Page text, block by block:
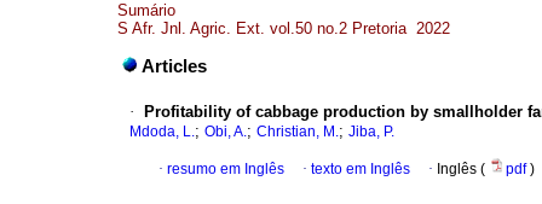
Sumário
S Afr. Jnl. Agric. Ext. vol.50 no.2 Pretoria 2022
Articles
· Profitability of cabbage production by smallholder
Mdoda, L.; Obi, A.; Christian, M.; Jiba, P.
· resumo em Inglês · texto em Inglês · Inglês ( pdf)